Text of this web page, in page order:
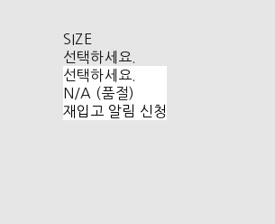
SIZE
선택하세요.
선택하세요.
N/A (품절)
재입고 알림 신청